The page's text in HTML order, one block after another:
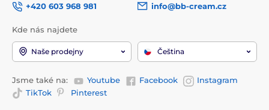
+420 603 968 981
info@bb-cream.cz
Kde nás najdete
Naše prodejny Čeština
Jsme také na: Youtube Facebook
Instagram
TikTok
Pinterest